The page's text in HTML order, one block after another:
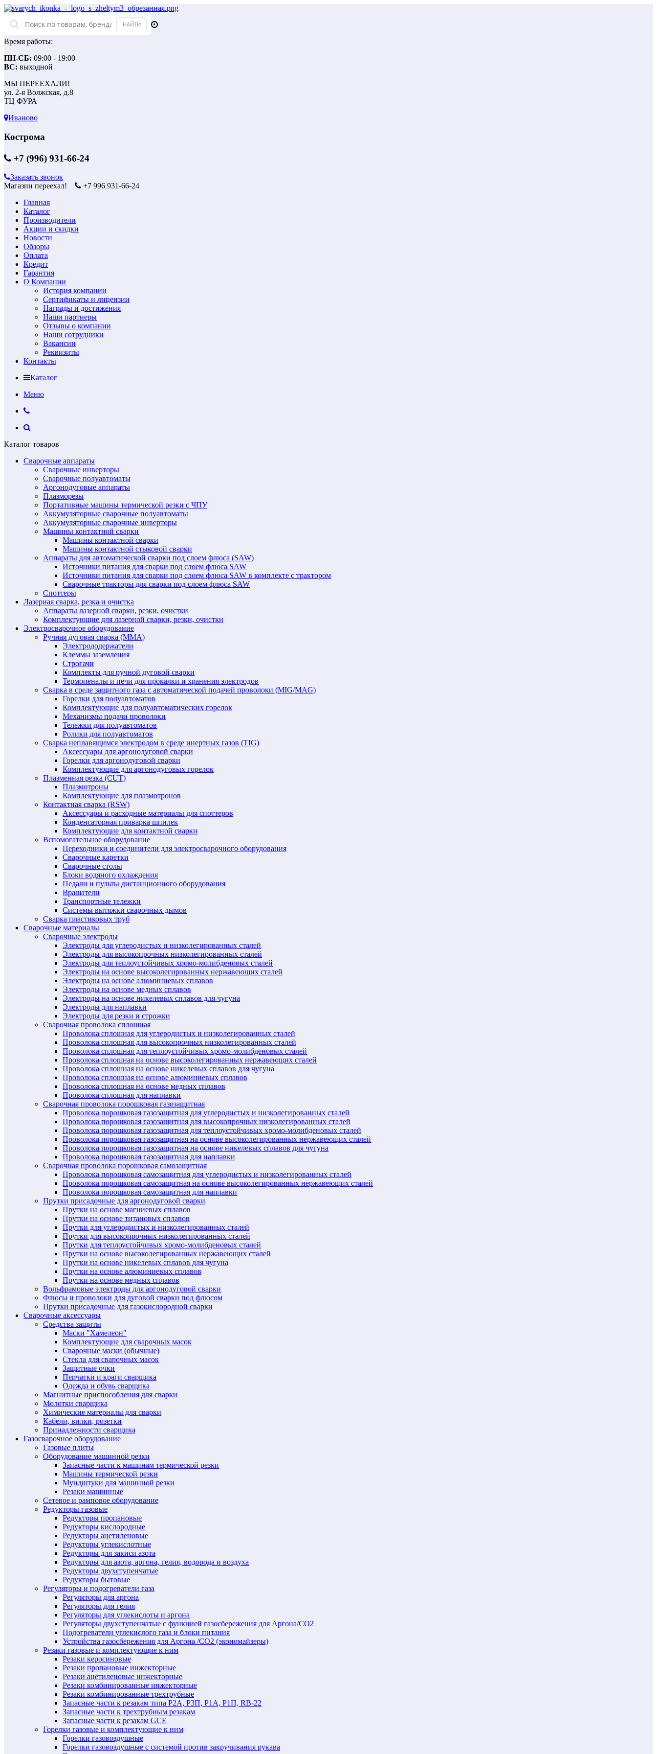
Время работы:
ПН-СБ: 09:00 - 19:00
ВС: выходной
МЫ ПЕРЕЕХАЛИ!
ул. 2-я Волжская, д.8
ТЦ ФУРА
Иваново
Кострома
+7 (996) 931-66-24
Заказать звонок
Магазин переехал!
+7 996 931-66-24
Главная
Каталог
Производители
Акции и скидки
Новости
Обзоры
Оплата
Кредит
Гарантия
О Компании
История компании
Сертификаты и лицензии
Награды и достижения
Наши партнеры
Отзывы о компании
Наши сотрудники
Вакансии
Реквизиты
Контакты
Каталог
Меню
Каталог товаров
Сварочные аппараты
Сварочные инверторы
Сварочные полуавтоматы
Аргонодуговые аппараты
Плазморезы
Портативные машины термической резки с ЧПУ
Аккумуляторные сварочные полуавтоматы
Аккумуляторные сварочные инверторы
Машины контактной сварки
Машины контактной сварки
Машины контактной стыковой сварки
Аппараты для автоматической сварки под слоем флюса (SAW)
Источники питания для сварки под слоем флюса SAW
Источники питания для сварки под слоем флюса SAW в комплекте с трактором
Сварочные тракторы для сварки под слоем флюса SAW
Споттеры
Лазерная сварка, резка и очистка
Аппараты лазерной сварки, резки, очистки
Комплектующие для лазерной сварки, резки, очистки
Электросварочное оборудование
Ручная дуговая сварка (MMA)
Электрододержатели
Клеммы заземления
Строгачи
Комплекты для ручной дуговой сварки
Термопеналы и печи для прокалки и хранения электродов
Сварка в среде защитного газа с автоматической подачей проволоки (MIG/MAG)
Горелки для полуавтоматов
Комплектующие для полуавтоматических горелок
Механизмы подачи проволоки
Тележки для полуавтоматов
Ролики для полуавтоматов
Сварка неплавящимся электродом в среде инертных газов (TIG)
Аксессуары для аргонодуговой сварки
Горелки для аргонодуговой сварки
Комплектующие для аргонодуговых горелок
Плазменная резка (CUT)
Плазмотроны
Комплектующие для плазмотронов
Контактная сварка (RSW)
Аксессуары и расходные материалы для споттеров
Конденсаторная приварка шпилек
Комплектующие для контактной сварки
Вспомогательное оборудование
Переходники и соединители для электросварочного оборудования
Сварочные каретки
Сварочные столы
Блоки водяного охлаждения
Педали и пульты дистанционного оборудования
Вращатели
Транспортные тележки
Системы вытяжки сварочных дымов
Сварка пластиковых труб
Сварочные материалы
Сварочные электроды
Электроды для углеродистых и низколегированных сталей
Электроды для высокопрочных низколегированных сталей
Электроды для теплоустойчивых хромо-молибденовых сталей
Электроды на основе высоколегированных нержавеющих сталей
Электроды на основе алюминиевых сплавов
Электроды на основе медных сплавов
Электроды на основе никелевых сплавов для чугуна
Электроды для наплавки
Электроды для резки и строжки
Сварочная проволока сплошная
Проволока сплошная для углеродистых и низколегированных сталей
Проволока сплошная для высокопрочных низколегированных сталей
Проволока сплошная для теплоустойчивых хромо-молибденовых сталей
Проволока сплошная на основе высоколегированных нержавеющих сталей
Проволока сплошная на основе никелевых сплавов для чугуна
Проволока сплошная на основе алюминиевых сплавов
Проволока сплошная на основе медных сплавов
Проволока сплошная для наплавки
Сварочная проволока порошковая газозащитная
Проволока порошковая газозащитная для углеродистых и низколегированных сталей
Проволока порошковая газозащитная для высокопрочных низколегированных сталей
Проволока порошковая газозащитная для теплоустойчивых хромо-молибденовых сталей
Проволока порошковая газозащитная на основе высоколегированных нержавеющих сталей
Проволока порошковая газозащитная на основе никелевых сплавов для чугуна
Проволока порошковая газозащитная для наплавки
Сварочная проволока порошковая самозащитная
Проволока порошковая самозащитная для углеродистых и низколегированных сталей
Проволока порошковая самозащитная на основе высоколегированных нержавеющих сталей
Проволока порошковая самозащитная для наплавки
Прутки присадочные для аргонодуговой сварки
Прутки на основе магниевых сплавов
Прутки на основе титановых сплавов
Прутки для углеродистых и низколегированных сталей
Прутки для высокопрочных низколегированных сталей
Прутки для теплоустойчивых хромо-молибденовых сталей
Прутки на основе высоколегированных нержавеющих сталей
Прутки на основе никелевых сплавов для чугуна
Прутки на основе алюминиевых сплавов
Прутки на основе медных сплавов
Вольфрамовые электроды для аргонодуговой сварки
Флюсы и проволоки для дуговой сварки под флюсом
Прутки присадочные для газокислородной сварки
Сварочные аксессуары
Средства защиты
Маски "Хамелеон"
Комплектующие для сварочных масок
Сварочные маски (обычные)
Стекла для сварочных масок
Защитные очки
Перчатки и краги сварщика
Одежда и обувь сварщика
Магнитные приспособления для сварки
Молотки сварщика
Химические материалы для сварки
Кабели, вилки, розетки
Принадлежности сварщика
Газосварочное оборудование
Газовые плиты
Оборудование машинной резки
Запасные части к машинам термической резки
Машины термической резки
Мундштуки для машинной резки
Резаки машинные
Сетевое и рамповое оборудование
Редукторы газовые
Редукторы пропановые
Редукторы кислородные
Редукторы ацетиленовые
Редукторы углекислотные
Редукторы для закиси азота
Редукторы для азота, аргона, гелия, водорода и воздуха
Редукторы двухступенчатые
Редукторы бытовые
Регуляторы и подогреватели газа
Регуляторы для аргона
Регуляторы для гелия
Регуляторы для углекислоты и аргона
Регуляторы двухступенчатые c функцией газосбережения для Аргона/СО2
Подогреватели углекислого газа и блоки питания
Устройства газосбережения для Аргона /СО2 (экономайзеры)
Резаки газовые и комплектующие к ним
Резаки керосиновые
Резаки пропановые инжекторные
Резаки ацетиленовые инжекторные
Резаки комбинированные инжекторные
Резаки комбинированные трехтрубные
Запасные части к резакам типа Р2А, Р3П, Р1А, Р1П, RB-22
Запасные части к трехтрубным резакам
Запасные части к резакам GCE
Горелки газовые и комплектующие к ним
Горелки газовоздушные
Горелки газовоздушные с системой против закручивания рукава